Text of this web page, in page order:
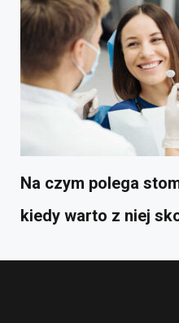
Na czym polega
kiedy warto z niej